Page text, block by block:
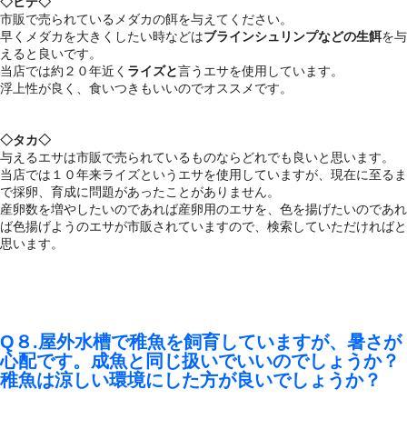
市販で売られているメダカの餌を与えてください。
早くメダカを大きくしたい時などはブラインシュリンプなどの生餌を与
えると良いです。
当店では約２０年近く ライズと言うエサを使用しています。
浮上性が良く、食いつきもいいのでオススメです。
◇タカ◇
与えるエサは市販で売られているものならどれでも良いと思います。
当店では１０年来ライズというエサを使用していますが、現在に至るま
で採卵、育成に問題があったことがありません。
産卵数を増やしたいのであれば産卵用のエサを、色を揚げたいのであれ
ば色揚げようのエサが市販されていますので、検索していただければと
思います。
Q８.屋外水槽で稚魚を飼育していますが、暑さが
心配です。成魚と同じ扱いでいいのでしょうか？
稚魚は涼しい環境にした方が良いでしょうか？